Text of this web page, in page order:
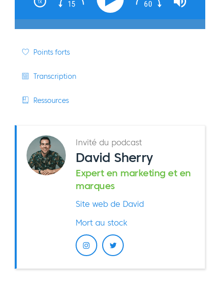
Points forts
Transcription
Ressources
Invité du podcast
David Sherry
Expert en marketing et en
marques
Site web de David
Mort au stock